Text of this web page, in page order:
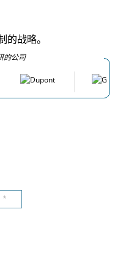
战略。
的公司